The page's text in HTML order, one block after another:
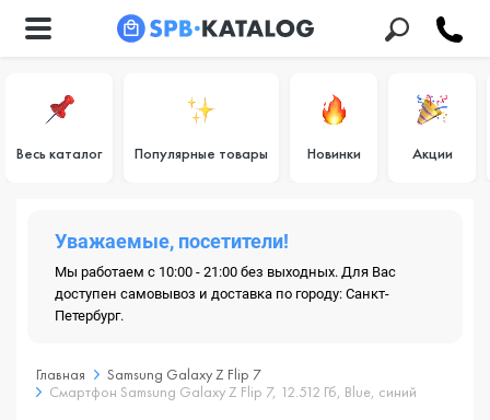
Весь каталог Популярные товары Новинки Акции
Уважаемые, посетители!
Мы работаем с 10:00 - 21:00 без выходных. Для Вас
доступен самовывоз и доставка по городу: Санкт-
Петербург.
Главная
Samsung Galaxy Z Flip 7
Смартфон Samsung Galaxy Z Flip 7, 12.512 Гб, Blue, синий